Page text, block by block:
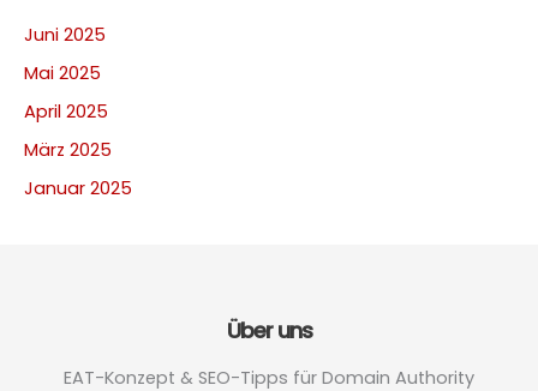
Juni 2025
Mai 2025
April 2025
März 2025
Januar 2025
Über uns
EAT-Konzept & SEO-Tipps für Domain Authority